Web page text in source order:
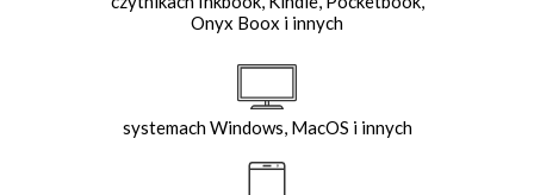
Onyx Boox i innych
systemach Windows, MacOS i innych